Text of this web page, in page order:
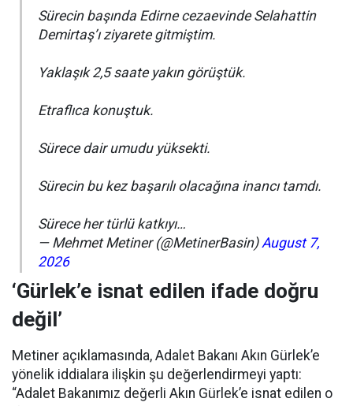
Sürecin başında Edirne cezaevinde Selahattin
Demirtaş’ı ziyarete gitmiştim.
Yaklaşık 2,5 saate yakın görüştük.
Etraflıca konuştuk.
Sürece dair umudu yüksekti.
Sürecin bu kez başarılı olacağına inancı tamdı.
Sürece her türlü katkıyı…
— Mehmet Metiner (@MetinerBasin)August 7,
2026
‘Gürlek’e isnat edilen ifade doğru
değil’
Metiner açıklamasında, Adalet Bakanı Akın Gürlek’e
yönelik iddialara ilişkin şu değerlendirmeyi yaptı:
“Adalet Bakanımız değerli Akın Gürlek’e isnat edilen o